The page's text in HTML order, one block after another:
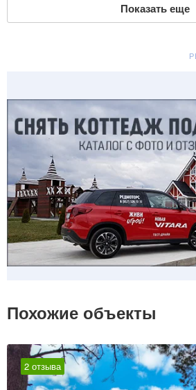
Показать еще
Похожие объекты
2 отзыва